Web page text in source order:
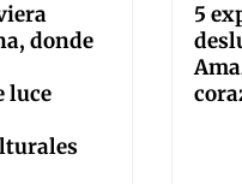
donde
luce
5